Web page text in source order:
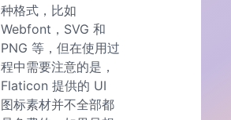
种格式，比如
Webfont，SVG 和
PNG 等，但在使用过
程中需要注意的是，
Flaticon 提供的 UI
图标素材并不全部都